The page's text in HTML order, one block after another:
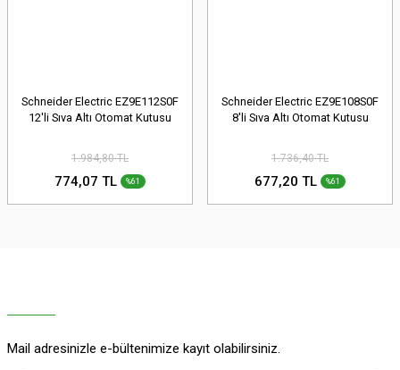
Schneider Electric EZ9E112S0F
12'li Sıva Altı Otomat Kutusu
1.984,80 TL
774,07 TL %61
Schneider Electric EZ9E108S0F
8'li Sıva Altı Otomat Kutusu
1.736,40 TL
677,20 TL %61
Mail adresinizle e-bültenimize kayıt olabilirsiniz.